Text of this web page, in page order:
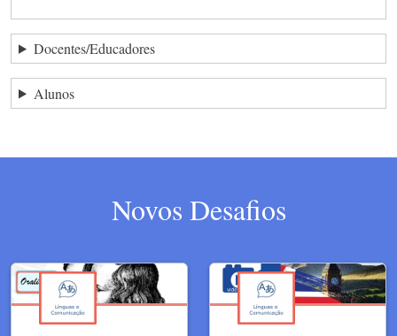
Docentes/Educadores
Alunos
Novos Desafios